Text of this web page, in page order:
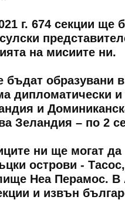
г. 674 секции ще
на мисиите ни.
бъдат образувани
дипломатически и
и
Зеландия – по 2
ни ще могат да
острови -
Неа Перамос.
и извън